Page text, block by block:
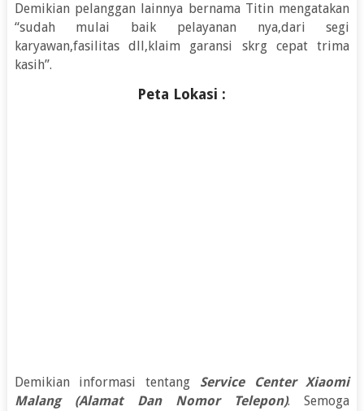
Demikian pelanggan lainnya bernama Titin mengatakan
“sudah mulai baik pelayanan nya,dari segi
karyawan,fasilitas dll,klaim garansi skrg cepat trima
kasih”.
Peta Lokasi :
Demikian informasi tentang Service Center Xiaomi
Malang (Alamat Dan Nomor Telepon). Semoga